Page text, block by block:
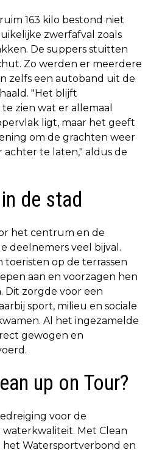
163 kilo bestond niet
zwerfafval zoals
De suppers stuitten
Zo werden er meerdere
zelfs een autoband uit de
"Het blijft
zien wat er allemaal
ligt, maar het geeft
om de grachten weer
achter te laten," aldus de
de stad
het centrum en de
deelnemers veel bijval.
op de terrassen
aan en voorzagen hen
Dit zorgde voor een
sport, milieu en sociale
Al het ingezamelde
gewogen en
up on Tour?
voor de
waterkwaliteit. Met Clean
het Watersportverbond en